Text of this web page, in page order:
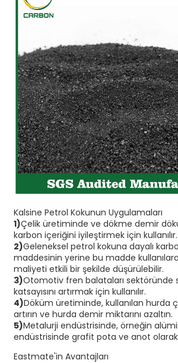
Kalsine Petrol Kokunun Uygulamaları
1)Çelik üretiminde ve dökme demir
karbon içeriğini iyileştirmek için kullanılır.
2)Geleneksel petrol kokuna dayalı
maddesinin yerine bu madde
maliyeti etkili bir şekilde düşürülebilir.
3)Otomotiv fren balataları sektöründe
katsayısını artırmak için kullanılır.
4)Döküm üretiminde, kullanılan hurda
artırın ve hurda demir miktarını azaltın.
5)Metalurji endüstrisinde, örneğin
endüstrisinde grafit pota ve anot olarak
Eastmate'in Avantajları